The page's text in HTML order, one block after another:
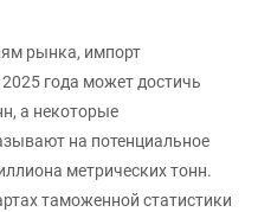
рынка, импорт
года может достичь
а некоторые
на потенциальное
метрических тонн.
таможенной статистики